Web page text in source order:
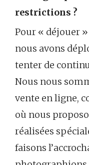
restrictions ?
Pour « déjouer
nous avons
tenter de
Nous nous
vente en ligne,
où nous
réalisées
faisons